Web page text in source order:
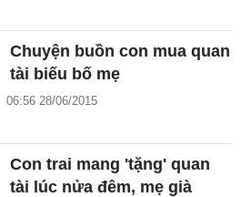
Chuyện buồn con mua quan
tài biếu bố mẹ
06:56 28/06/2015
Con trai mang 'tặng' quan
tài lúc nửa đêm, mẹ già